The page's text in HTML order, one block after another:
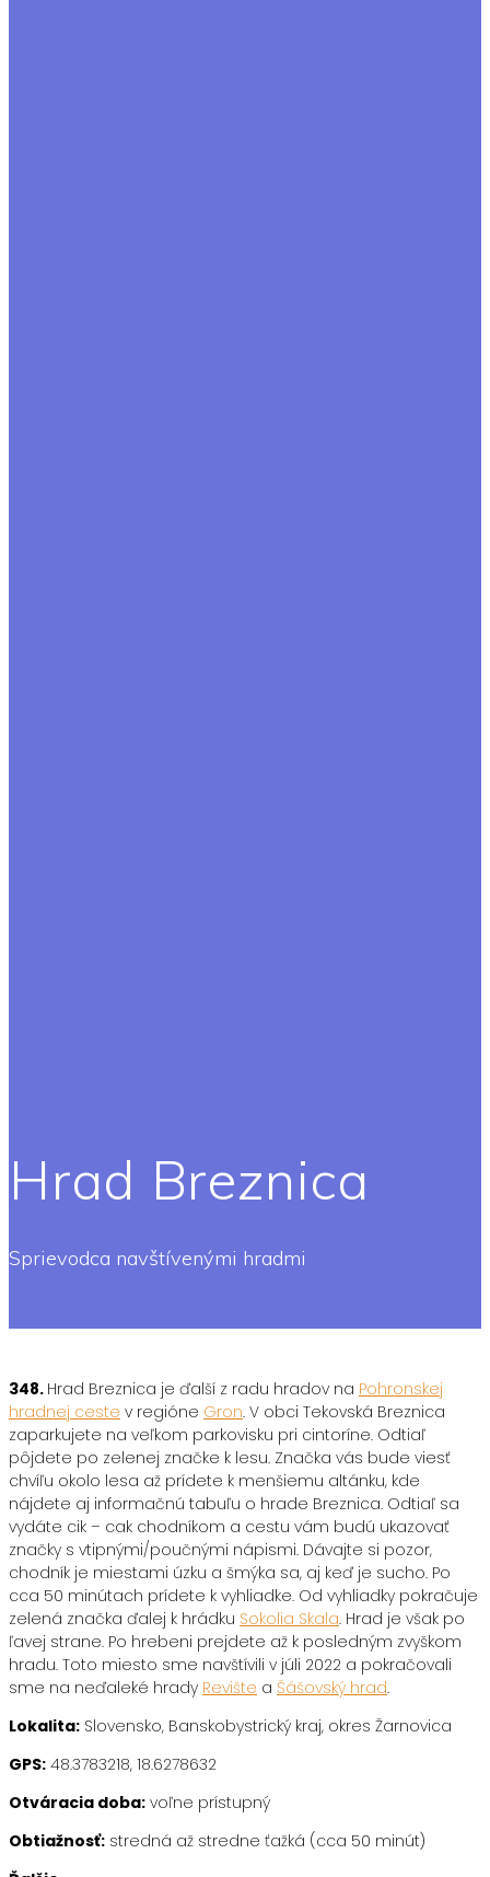
Hrad Breznica
Sprievodca navštívenými hradmi
348. Hrad Breznica je ďalší z radu hradov na Pohronskej
hradnej ceste v regióne Gron. V obci Tekovská Breznica
zaparkujete na veľkom parkovisku pri cintoríne. Odtiaľ
pôjdete po zelenej značke k lesu. Značka vás bude viesť
chvíľu okolo lesa až prídete k menšiemu altánku, kde
nájdete aj informačnú tabuľu o hrade Breznica. Odtiaľ sa
vydáte cik – cak chodníkom a cestu vám budú ukazovať
značky s vtipnými/poučnými nápismi. Dávajte si pozor,
chodník je miestami úzku a šmýka sa, aj keď je sucho. Po
cca 50 minútach prídete k vyhliadke. Od vyhliadky pokračuje
zelená značka ďalej k hrádku Sokolia Skala. Hrad je však po
ľavej strane. Po hrebeni prejdete až k posledným zvyškom
hradu. Toto miesto sme navštívili v júli 2022 a pokračovali
sme na neďaleké hrady Revište a Šášovský hrad.
Lokalita: Slovensko, Banskobystrický kraj, okres Žarnovica
GPS: 48.3783218, 18.6278632
Otváracia doba: voľne prístupný
Obtiažnosť: stredná až stredne ťažká (cca 50 minút)